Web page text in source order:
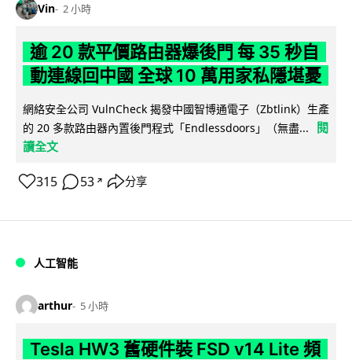
Vin 2 小時
逾 20 款平價路由器爆後門 每 35 秒自
動連線回中國 全球 10 萬用家私隱堪憂
網絡安全公司 VulnCheck 揭發中國智博通電子（Zbtlink）生產
的 20 多款路由器內置後門程式「Endlessdoors」（無盡...
閱
讀全文
315 53 ↗ 分享
人工智能
arthur 5 小時
Tesla HW3 舊硬件裝 FSD v14 Lite 頻